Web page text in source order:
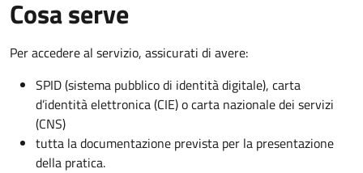
Cosa serve
Per accedere al servizio, assicurati di avere:
SPID (sistema pubblico di identità digitale), carta
d’identità elettronica (CIE) o carta nazionale dei servizi
(CNS)
tutta la documentazione prevista per la presentazione
della pratica.